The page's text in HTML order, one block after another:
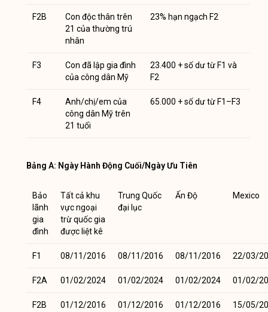
F2B
Con độc thân trên
21 của thường trú
nhân
23% hạn ngạch F2
F3
Con đã lập gia đình
của công dân Mỹ
23.400 + số dư từ F1 và
F2
F4
Anh/chị/em của
công dân Mỹ trên
21 tuổi
65.000 + số dư từ F1–F3
Bảng A: Ngày Hành Động Cuối/Ngày Ưu Tiên
Bảo
lãnh
gia
đình
Tất cả khu
vực ngoại
trừ quốc gia
được liệt kê
Trung Quốc
đại lục
Ấn Độ Mexico
F1 08/11/2016 08/11/2016 08/11/2016 22/03/
F2A 01/02/2024 01/02/2024 01/02/2024 01/02/
F2B 01/12/2016 01/12/2016 01/12/2016 15/05/